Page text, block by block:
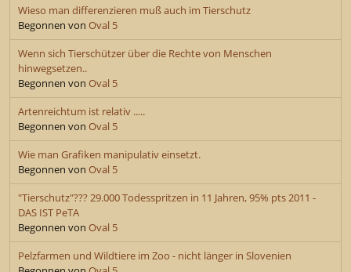
Wieso man differenzieren muß auch im Tierschutz
Begonnen von Oval 5
Wenn sich Tierschützer über die Rechte von Menschen
hinwegsetzen..
Begonnen von Oval 5
Artenreichtum ist relativ .....
Begonnen von Oval 5
Wie man Grafiken manipulativ einsetzt.
Begonnen von Oval 5
"Tierschutz"??? 29.000 Todesspritzen in 11 Jahren, 95% pts 2011 -
DAS IST PeTA
Begonnen von Oval 5
Pelzfarmen und Wildtiere im Zoo - nicht länger in Slovenien